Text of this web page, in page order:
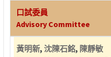
口試委員
Advisory Committee
黃明新, 沈陳石銘, 陳靜敏